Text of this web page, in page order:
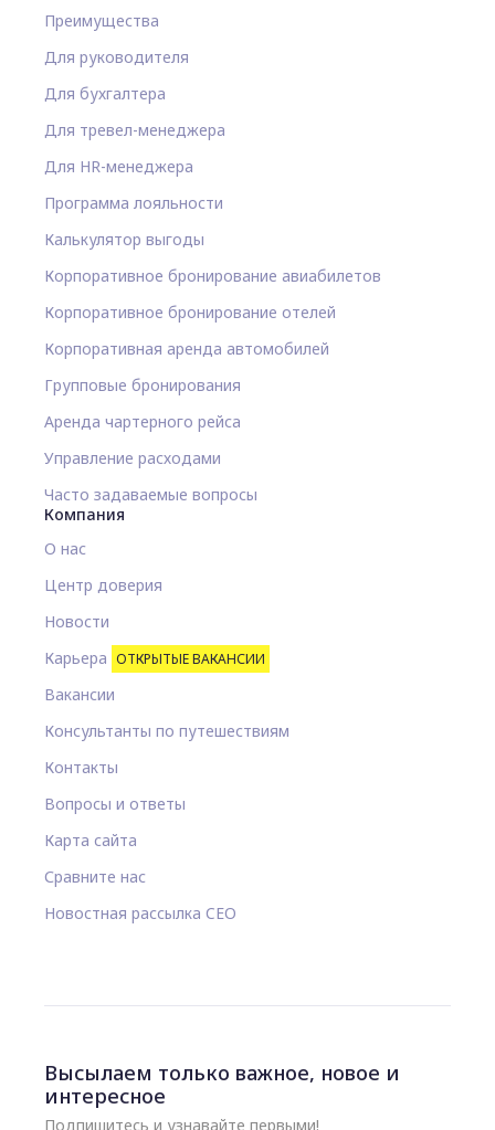
Преимущества
Для руководителя
Для бухгалтера
Для тревел-менеджера
Для HR-менеджера
Программа лояльности
Калькулятор выгоды
Корпоративное бронирование авиабилетов
Корпоративное бронирование отелей
Корпоративная аренда автомобилей
Групповые бронирования
Аренда чартерного рейса
Управление расходами
Часто задаваемые вопросы
Компания
О нас
Центр доверия
Новости
Карьера ОТКРЫТЫЕ ВАКАНСИИ
Вакансии
Консультанты по путешествиям
Контакты
Вопросы и ответы
Карта сайта
Сравните нас
Новостная рассылка CEO
Высылаем только важное, новое и
интересное
Подпишитесь и узнавайте первыми!